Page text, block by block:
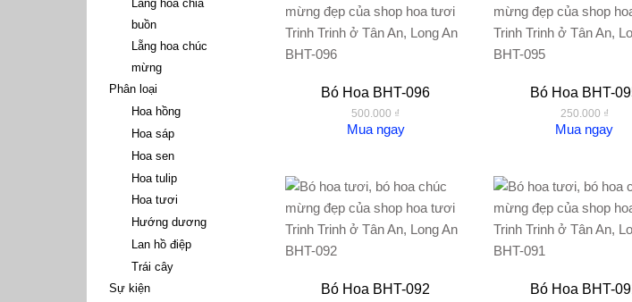
Bó Hoa BHT-096
500.000 ₫
Mua ngay
Bó Hoa BHT-
250.000 ₫
Mua ngay
Bó Hoa BHT-092 Bó Hoa BHT-
Lẵng hoa chia
buồn
Lẵng hoa chúc
mừng
Phân loại
Hoa hồng
Hoa sáp
Hoa sen
Hoa tulip
Hoa tươi
Hướng dương
Lan hồ điệp
Trái cây
Sự kiện